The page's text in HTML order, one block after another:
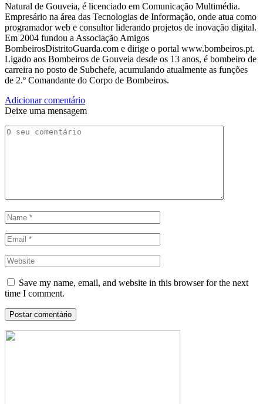
Natural de Gouveia, é licenciado em Comunicação Multimédia.
Empresário na área das Tecnologias de Informação, onde atua como
programador web e consultor liderando projetos de inovação digital.
Em 2004 fundou a Associação Amigos
BombeirosDistritoGuarda.com e dirige o portal www.bombeiros.pt.
Ligado aos Bombeiros de Gouveia desde os 13 anos, é bombeiro de
carreira no posto de Subchefe, acumulando atualmente as funções
de 2.º Comandante do Corpo de Bombeiros.
Adicionar comentário
Deixe uma mensagem
Save my name, email, and website in this browser for the next
time I comment.